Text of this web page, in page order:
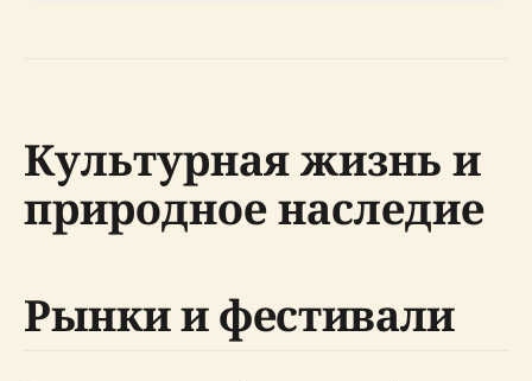
Культурная жизнь и
природное наследие
Рынки и фестивали